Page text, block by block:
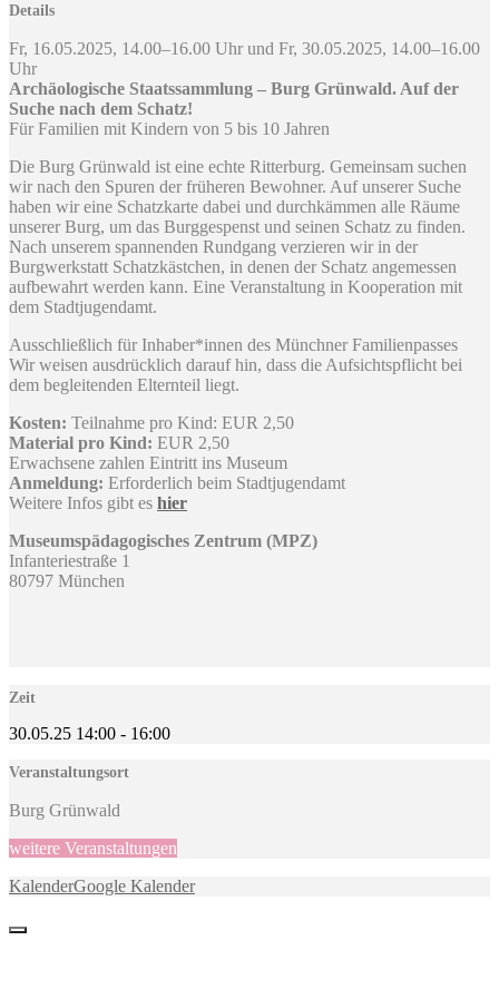
Details
Fr, 16.05.2025, 14.00–16.00 Uhr und Fr, 30.05.2025, 14.00–16.00
Uhr
Archäologische Staatssammlung – Burg Grünwald. Auf der
Suche nach dem Schatz!
Für Familien mit Kindern von 5 bis 10 Jahren
Die Burg Grünwald ist eine echte Ritterburg. Gemeinsam suchen
wir nach den Spuren der früheren Bewohner. Auf unserer Suche
haben wir eine Schatzkarte dabei und durchkämmen alle Räume
unserer Burg, um das Burggespenst und seinen Schatz zu finden.
Nach unserem spannenden Rundgang verzieren wir in der
Burgwerkstatt Schatzkästchen, in denen der Schatz angemessen
aufbewahrt werden kann. Eine Veranstaltung in Kooperation mit
dem Stadtjugendamt.
Ausschließlich für Inhaber*innen des Münchner Familienpasses
Wir weisen ausdrücklich darauf hin, dass die Aufsichtspflicht bei
dem begleitenden Elternteil liegt.
Kosten: Teilnahme pro Kind: EUR 2,50
Material pro Kind: EUR 2,50
Erwachsene zahlen Eintritt ins Museum
Anmeldung: Erforderlich beim Stadtjugendamt
Weitere Infos gibt es hier
Museumspädagogisches Zentrum (MPZ)
Infanteriestraße 1
80797 München
Zeit
30.05.25 14:00 - 16:00
Veranstaltungsort
Burg Grünwald
weitere Veranstaltungen
KalenderGoogle Kalender